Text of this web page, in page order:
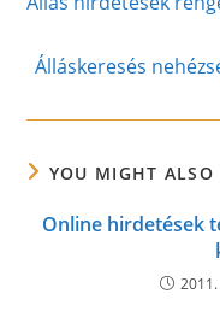
articles
Álláskeresés
YOU MIGHT ALSO
Online hirdetések